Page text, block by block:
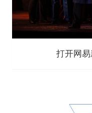
打开网